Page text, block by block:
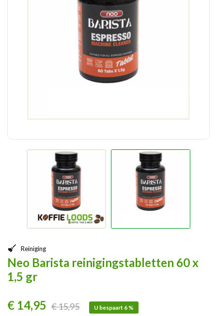
Reiniging
Neo Barista reinigingstabletten 60 x
1,5 gr
€ 14,95 € 15,95 U bespaart 6 %